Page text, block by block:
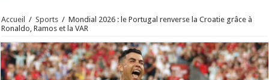
Accueil / Sports / Mondial 2026 : le Portugal renverse la Croatie grâce à
Ronaldo, Ramos et la VAR